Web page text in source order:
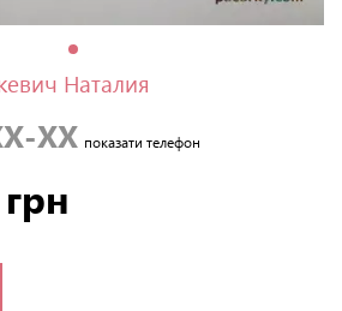
Наталия
XX показати телефон